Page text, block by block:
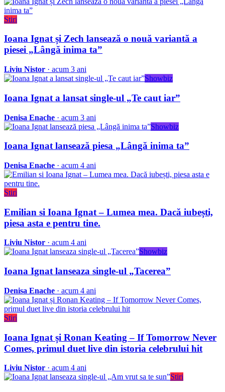
Stiri
Ioana Ignat și Zech lansează o nouă variantă a
piesei „Lângă inima ta”
Liviu Nistor · acum 3 ani
Showbiz
Ioana Ignat a lansat single-ul „Te caut iar”
Denisa Enache · acum 3 ani
Showbiz
Ioana Ignat lansează piesa „Lângă inima ta”
Denisa Enache · acum 4 ani
Stiri
Emilian si Ioana Ignat – Lumea mea. Dacă iubești,
piesa asta e pentru tine.
Liviu Nistor · acum 4 ani
Showbiz
Ioana Ignat lanseaza single-ul „Tacerea”
Denisa Enache · acum 4 ani
Stiri
Ioana Ignat și Ronan Keating – If Tomorrow Never
Comes, primul duet live din istoria celebrului hit
Liviu Nistor · acum 4 ani
Stiri